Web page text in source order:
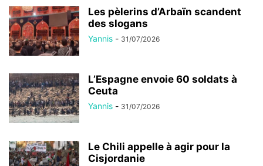
Les pèlerins d’Arbaïn scandent
des slogans
Yannis - 31/07/2026
L’Espagne envoie 60 soldats à
Ceuta
Yannis - 31/07/2026
Le Chili appelle à agir pour la
Cisjordanie